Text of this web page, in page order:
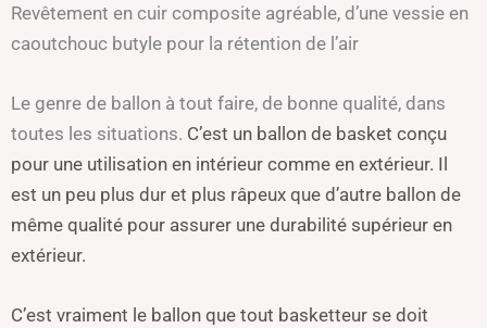
Revêtement en cuir composite agréable, d’une vessie en
caoutchouc butyle pour la rétention de l’air
Le genre de ballon à tout faire, de bonne qualité, dans
toutes les situations. C’est un ballon de basket conçu
pour une utilisation en intérieur comme en extérieur. Il
est un peu plus dur et plus râpeux que d’autre ballon de
même qualité pour assurer une durabilité supérieur en
extérieur.
C’est vraiment le ballon que tout basketteur se doit